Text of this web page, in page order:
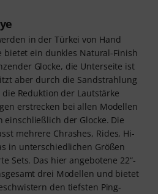
in der Türkei von Hand
bietet ein dunkles Natural-Finish
Glocke, die Unterseite ist
aber durch die Sandstrahlung
Reduktion der Lautstärke
erstrecken bei allen Modellen
einschließlich der Glocke. Die
mehrere Chrashes, Rides, Hi-
in unterschiedlichen Größen
Sets. Das hier angebotene 22“-
drei Modellen und bietet
den tiefsten Ping-